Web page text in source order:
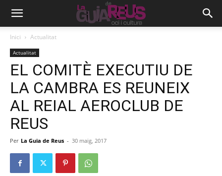
Inici Actualitat
Actualitat
EL COMITÈ EXECUTIU DE
LA CAMBRA ES REUNEIX
AL REIAL AEROCLUB DE
REUS
Per La Guia de Reus - 30 maig, 2017